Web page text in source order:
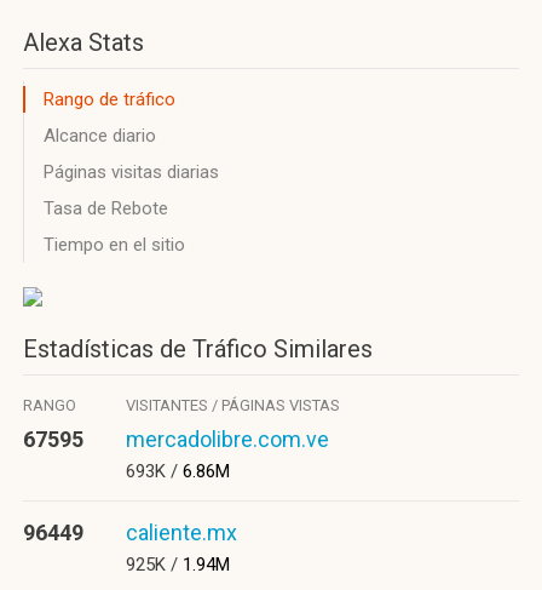
Alexa Stats
Rango de tráfico
Alcance diario
Páginas visitas diarias
Tasa de Rebote
Tiempo en el sitio
Estadísticas de Tráfico Similares
RANGO VISITANTES / PÁGINAS VISTAS
67595 mercadolibre.com.ve
693K / 6.86M
96449 caliente.mx
925K / 1.94M